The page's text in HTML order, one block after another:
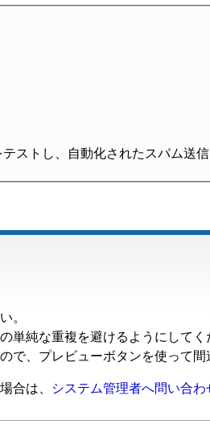
ストし、自動化されたスパム送信
。
単純な重複を避けるようにしてく
で、プレビューボタンを使って間
合は、 システム管理者へ問い合わ